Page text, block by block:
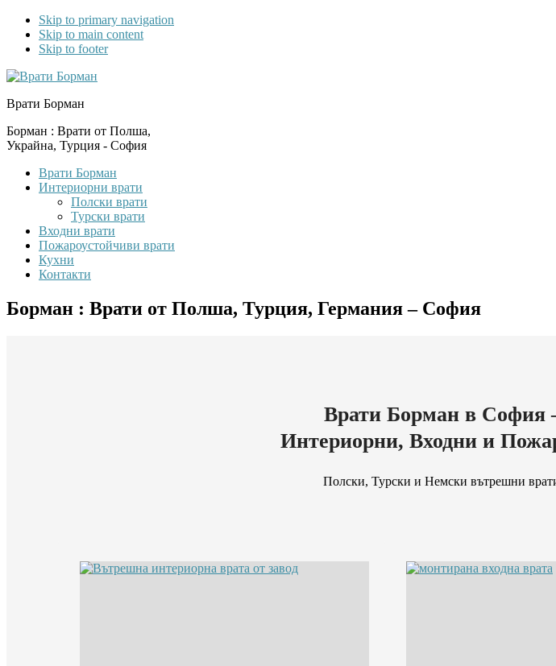
Skip to primary navigation
Skip to main content
Skip to footer
Врати Борман
Борман : Врати от Полша,
Украйна, Турция - София
Врати Борман
Интериорни врати
Полски врати
Турски врати
Входни врати
Пожароустойчиви врати
Кухни
Контакти
Борман : Врати от Полша, Турция, Германия – София
Врати Борман в София
Интериорни, Входни и
Полски, Турски и Немски вътрешни